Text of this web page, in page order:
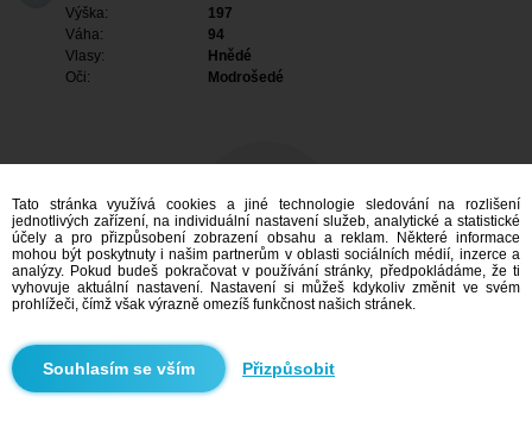
Výška:
197
Váha:
94
Vlasy:
Hnědé
Oči:
Modrošedé
Mám zájem
Vyhledávání
Tato stránka využívá cookies a jiné technologie sledování na rozlišení
jednotlivých zařízení, na individuální nastavení služeb, analytické a statistické
účely a pro přizpůsobení zobrazení obsahu a reklam. Některé informace
mohou být poskytnuty i našim partnerům v oblasti sociálních médií, inzerce a
analýzy. Pokud budeš pokračovat v používání stránky, předpokládáme, že ti
vyhovuje aktuální nastavení. Nastavení si můžeš kdykoliv změnit ve svém
prohlížeči, čímž však výrazně omezíš funkčnost našich stránek.
Přizpůsobit